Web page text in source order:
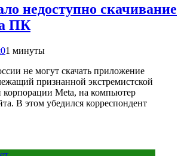
недоступно скачивание
ПК
01 минуты
не могут скачать приложение
признанной экстремистской
Meta, на компьютер
В этом убедился корреспондент